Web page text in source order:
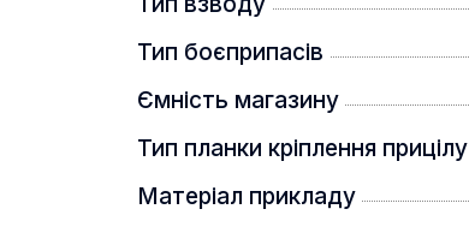
Тип боєприпасів
Ємність магазину
Тип планки кріплення прицілу
Матеріал прикладу